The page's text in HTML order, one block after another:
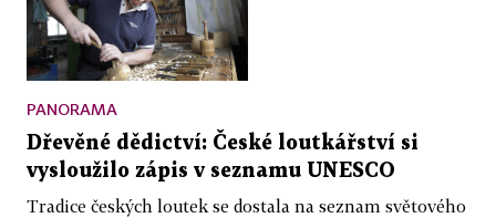
PANORAMA
Dřevěné dědictví: České loutkářství si
vysloužilo zápis v seznamu UNESCO
Tradice českých loutek se dostala na seznam světového